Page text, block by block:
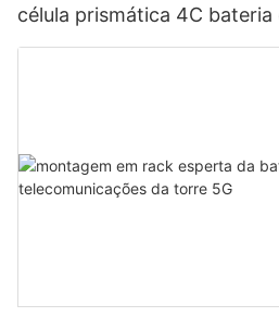
célula prismática 4C bateria